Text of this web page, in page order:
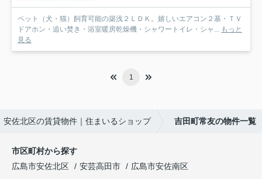
ペット（犬・猫）飼育可能の築浅２ＬＤＫ。嬉しいエアコン２基・ＴＶ
ドアホン・追い焚き・浴室暖房乾燥機・シャワートイレ・シャ... もっと
見る
1
安佐北区の賃貸物件｜住まいるショップ 吉田町常友の物件一覧
市区町村から探す
広島市安佐北区
安芸高田市
広島市安佐南区